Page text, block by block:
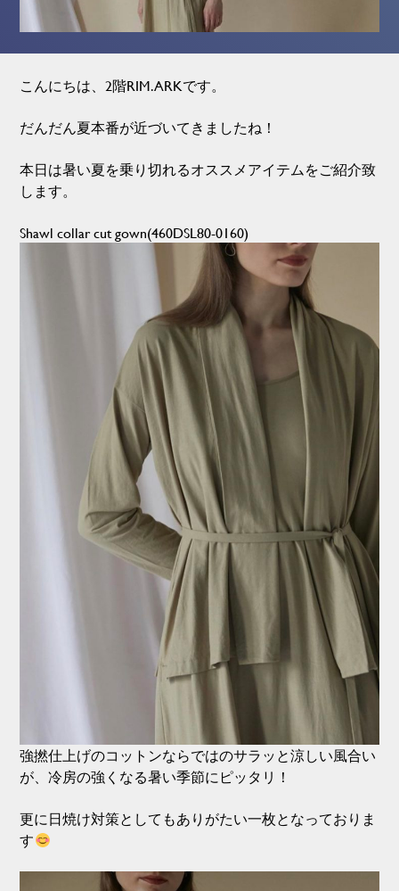
こんにちは、2階RIM.ARKです。
だんだん夏本番が近づいてきましたね！
本日は暑い夏を乗り切れるオススメアイテムをご紹介致
します。
Shawl collar cut gown(460DSL80-0160)
強撚仕上げのコットンならではのサラッと涼しい風合い
が、冷房の強くなる暑い季節にピッタリ！
更に日焼け対策としてもありがたい一枚となっておりま
す